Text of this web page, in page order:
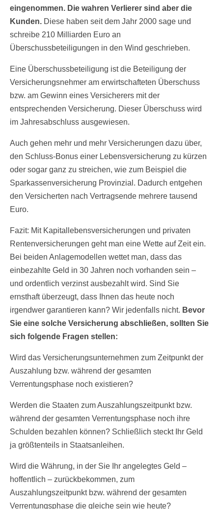
eingenommen. Die wahren Verlierer sind aber die
Kunden. Diese haben seit dem Jahr 2000 sage und
schreibe 210 Milliarden Euro an
Überschussbeteiligungen in den Wind geschrieben.
Eine Überschussbeteiligung ist die Beteiligung der
Versicherungsnehmer am erwirtschafteten Überschuss
bzw. am Gewinn eines Versicherers mit der
entsprechenden Versicherung. Dieser Überschuss wird
im Jahresabschluss ausgewiesen.
Auch gehen mehr und mehr Versicherungen dazu über,
den Schluss-Bonus einer Lebensversicherung zu kürzen
oder sogar ganz zu streichen, wie zum Beispiel die
Sparkassenversicherung Provinzial. Dadurch entgehen
den Versicherten nach Vertragsende mehrere tausend
Euro.
Fazit: Mit Kapitallebensversicherungen und privaten
Rentenversicherungen geht man eine Wette auf Zeit ein.
Bei beiden Anlagemodellen wettet man, dass das
einbezahlte Geld in 30 Jahren noch vorhanden sein –
und ordentlich verzinst ausbezahlt wird. Sind Sie
ernsthaft überzeugt, dass Ihnen das heute noch
irgendwer garantieren kann? Wir jedenfalls nicht. Bevor
Sie eine solche Versicherung abschließen, sollten Sie
sich folgende Fragen stellen:
Wird das Versicherungsunternehmen zum Zeitpunkt der
Auszahlung bzw. während der gesamten
Verrentungsphase noch existieren?
Werden die Staaten zum Auszahlungszeitpunkt bzw.
während der gesamten Verrentungsphase noch ihre
Schulden bezahlen können? Schließlich steckt Ihr Geld
ja größtenteils in Staatsanleihen.
Wird die Währung, in der Sie Ihr angelegtes Geld –
hoffentlich – zurückbekommen, zum
Auszahlungszeitpunkt bzw. während der gesamten
Verrentungsphase die gleiche sein wie heute?